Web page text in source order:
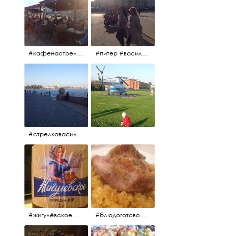
#кафенастрелкевасильевскогоострова #байкеры #питер #васильевскийостров #байкеры #иностранцы
#стрелкавасильевскогоострова #нева #река
#жигулёвское #пиво #свежеепиво #beer #напиток #блюдоготово #можнокушать #простолук #лук #индейкавфольге #мясоиндейки